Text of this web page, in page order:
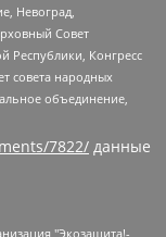
Невоград,
Совет
Республики, Конгресс
совета народных
объединение,
7822/ данные
Гельман Марат Александрович, Никульшина Вероника Юрьевна, Толоконникова Надежда Андреевна, Шендерович Виктор Анатольевич, Общество с ограниченной ответственностью "Данное сообщение", Общество с ограниченной ответственностью Издательский дом "Новая глава", Айнбиндер Александра Александровна, Московский комьюнити-центр для ЛГБТ+инициатив, Благотворительный фонд развития филантропии, Deutsche Welle (Германия, Kurt-Schumacher-Strasse 3, 53113 Bonn), Борзунова Мария Михайловна, Воробьев Виктор Викторович, Голубева Анна Львовна, Константинова Алла Михайловна, Малкова Ирина Владимировна, Мурадов Мурад Абдулгалимович, Осетинская Елизавета Николаевна, Понасенков Евгений Николаевич, Ганапольский Матвей Юрьевич, Киселев Евгений Алексеевич, Борухович Ирина Григорьевна, Дремин Иван Тимофеевич, Дубровский Дмитрий Викторович, Красноярская региональная общественная организация поддержки и развития альтернативных образовательных технологий и межкультурных коммуникаций "ИНТЕРРА", Маяковская Екатерина Алексеевна, Фейгин Марк Захарович, Филимонов Андрей Викторович, Дзугкоева Регина Николаевна, Доброхотов Роман Александрович, Дудь Юрий Александрович, Елкин Сергей Владимирович, Кругликов Кирилл Игоревич, Сабунаева Мария Леонидовна, Семенов Алексей Владимирович, Шаинян Карен Багратович, Шульман Екатерина Михайловна, Асафьев Артур Валерьевич, Вахштайн Виктор Семенович, Венедиктов Алексей Алексеевич, Лушникова Екатерина Евгеньевна, Волков Леонид Михайлович, Невзоров Александр Глебович, Пархоменко Сергей Борисович, Сироткин Ярослав Николаевич, Кара-Мурза Владимир Владимирович, Баранова Наталья Владимировна, Гозман Леонид Яковлевич, Кагарлицкий Борис Юльевич, Климарев Михаил Валерьевич, Милов Владимир Станиславович, Автономная некоммерческая организация Краснодарский центр современного искусства "Типография", Моргенштерн Алишер Тагирович, Соболь Любовь Эдуардовна, Общество с ограниченной ответственностью "ЛИЗА НОРМ", Каспаров Гарри Кимович, Ходорковский Михаил Борисович, Общество с ограниченной ответственностью "Апрельские тезисы", Данилович Ирина Брониславовна, Кашин Олег Владимирович, Петров Николай Владимирович, Пивоваров Алексей Владимирович, Соколов Михаил Владимирович, Цветкова Юлия Владимировна, Чичваркин Евгений Александрович, Комитет против пыток/Команда против пыток, Общество с ограниченной ответственностью "Первый научный", Общество с ограниченной ответственностью "Вертолет и ко", Белоцерковская Вероника Борисовна, Кац Максим Евгеньевич, Лазарева Татьяна Юрьевна, Шаведдинов Руслан Табризович, Яшин Илья Валерьевич, Общество с ограниченной ответственностью "Иноагент ААВ", Алешковский Дмитрий Петрович, Альбац Евгения Марковна, Быков Дмитрий Львович, Галямина Юлия Евгеньевна, Лойко Сергей Леонидович, Мартынов Кирилл Константинович, Медведев Сергей Александрович, Крашенинников Федор Геннадиевич, Гордеева Катерина Вл